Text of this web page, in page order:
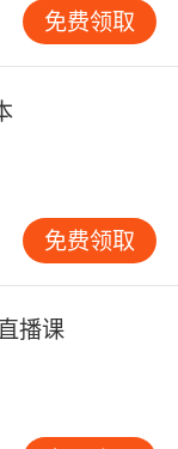
tibias and
distal and
免费领取
免费领取
播课